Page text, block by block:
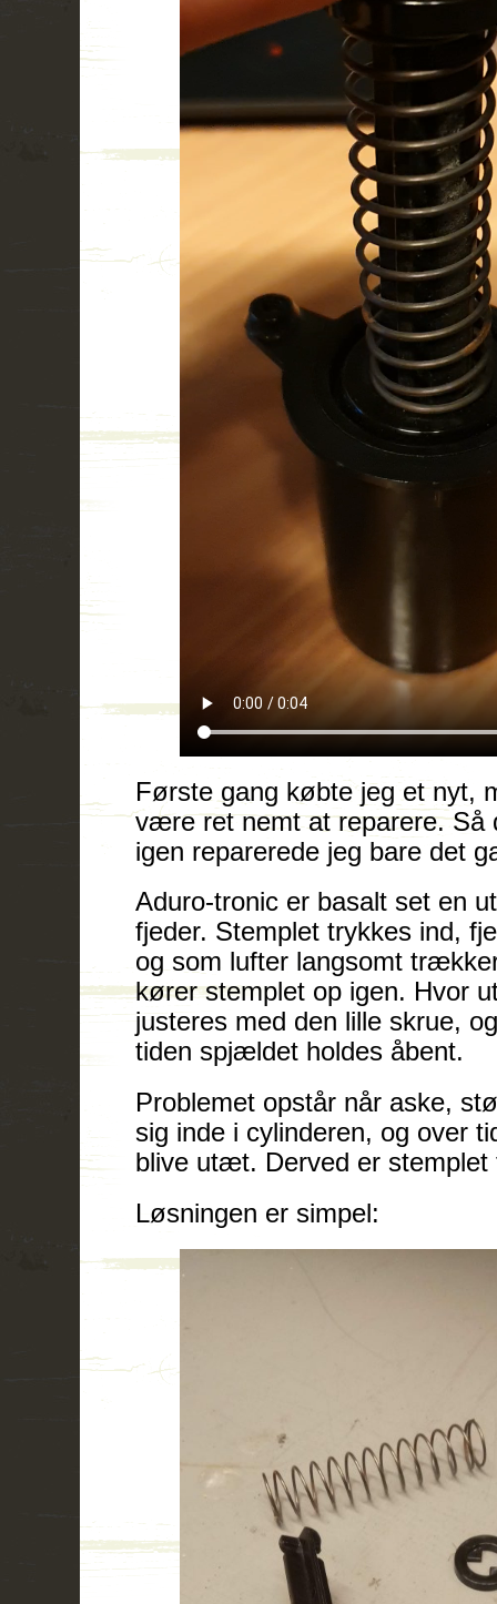
Første gang købte jeg et nyt,
være ret nemt at reparere. Så
igen reparerede jeg bare det
Aduro-tronic er basalt set en
fjeder. Stemplet trykkes ind,
og som lufter langsomt
kører stemplet op igen. Hvor
justeres med den lille skrue,
tiden spjældet holdes åbent.
Problemet opstår når aske,
sig inde i cylinderen, og over
blive utæt. Derved er
Løsningen er simpel: